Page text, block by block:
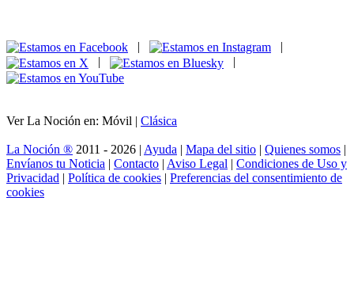
|
|
|
|
Ver La Noción en: Móvil | Clásica
La Noción ® 2011 - 2026 | Ayuda | Mapa del sitio | Quienes somos |
Envíanos tu Noticia | Contacto | Aviso Legal | Condiciones de Uso y
Privacidad | Política de cookies | Preferencias del consentimiento de
cookies